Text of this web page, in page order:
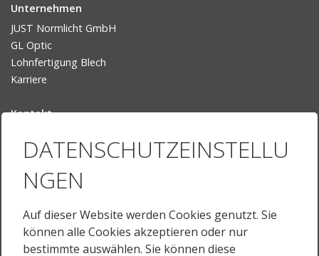
Unternehmen
JUST Normlicht GmbH
GL Optic
Lohnfertigung Blech
Karriere
Kontakt
Ihr Weg zu uns
Sprache
English
English (US)
DATENSCHUTZEINSTELLU
NGEN
Auf dieser Website werden Cookies genutzt. Sie
können alle Cookies akzeptieren oder nur
bestimmte auswählen. Sie können diese